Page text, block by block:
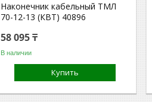
Наконечник кабельный ТМЛ
70-12-13 (КВТ) 40896
58 095 ₸
В наличии
Купить